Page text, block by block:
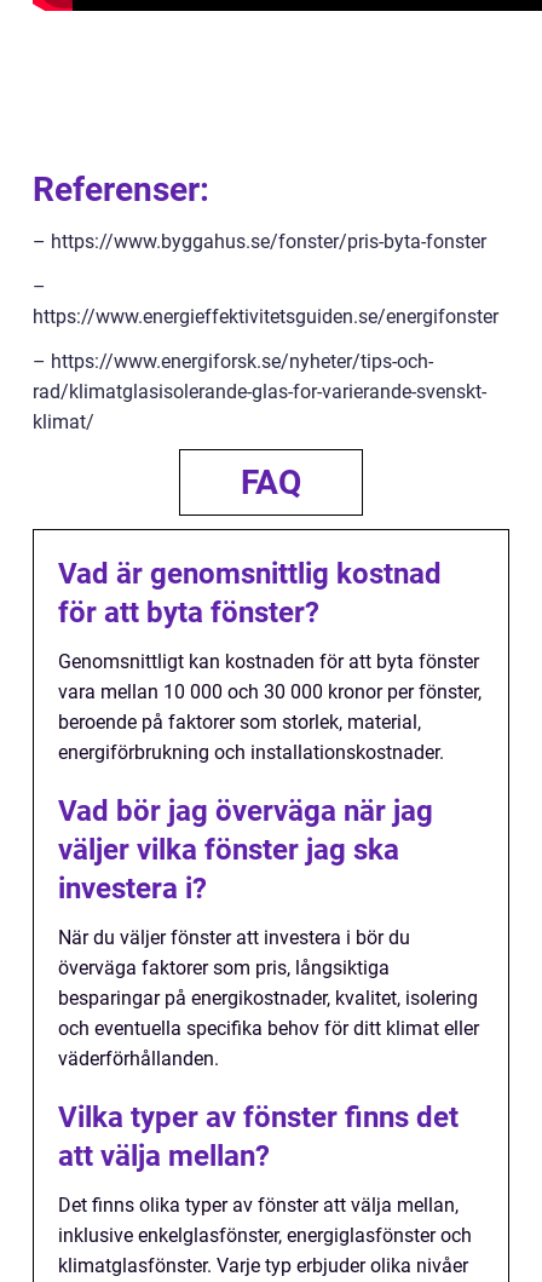
Referenser:
– https://www.byggahus.se/fonster/pris-byta-fonster
–
https://www.energieffektivitetsguiden.se/energifonster
– https://www.energiforsk.se/nyheter/tips-och-
rad/klimatglasisolerande-glas-for-varierande-svenskt-
klimat/
FAQ
Vad är genomsnittlig kostnad
för att byta fönster?
Genomsnittligt kan kostnaden för att byta fönster
vara mellan 10 000 och 30 000 kronor per fönster,
beroende på faktorer som storlek, material,
energiförbrukning och installationskostnader.
Vad bör jag överväga när jag
väljer vilka fönster jag ska
investera i?
När du väljer fönster att investera i bör du
överväga faktorer som pris, långsiktiga
besparingar på energikostnader, kvalitet, isolering
och eventuella specifika behov för ditt klimat eller
väderförhållanden.
Vilka typer av fönster finns det
att välja mellan?
Det finns olika typer av fönster att välja mellan,
inklusive enkelglasfönster, energiglasfönster och
klimatglasfönster. Varje typ erbjuder olika nivåer